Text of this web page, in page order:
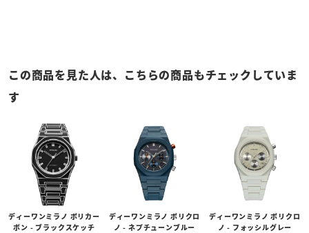
この商品を見た人は、こちらの商品もチェックしていま
す
ディーワンミラノ ポリカー
ボン - ブラックスケッチ
ディーワンミラノ ポリクロ
ノ - ネプチューンブルー
ディーワンミラノ ポリクロ
ノ - フォッシルグレー